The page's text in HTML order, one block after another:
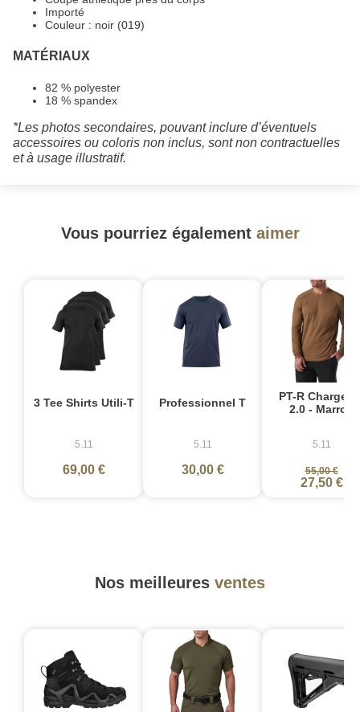
Importé
Couleur : noir (019)
MATÉRIAUX
82 % polyester
18 % spandex
*Les photos secondaires, pouvant inclure d’éventuels
accessoires ou coloris non inclus, sont non contractuelles
et à usage illustratif.
Vous pourriez également aimer
3 Tee Shirts Utili-T
5.11
69,00 €
Professionnel T
5.11
30,00 €
PT-R Charge
2.0 - Marron
5.11
55,00 €
27,50 €
Nos meilleures ventes